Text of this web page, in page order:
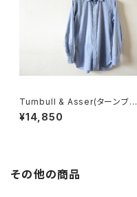
Turnbull & Asser(ターンブル
&アッサー) シャツ 15.5
¥14,850
その他の商品